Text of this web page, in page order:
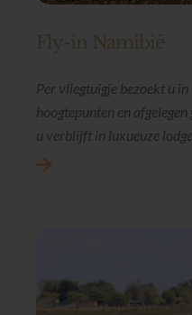
Fly-in Namibië
Per vliegtuigje bezoekt u
hoogtepunten en
u verblijft in luxueuze